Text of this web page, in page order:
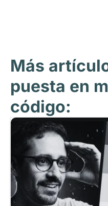
Más
puesta en
código: